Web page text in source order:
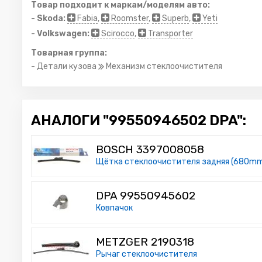
Товар подходит к маркам/моделям авто:
- Skoda: Fabia, Roomster, Superb,
Yeti
- Volkswagen: Scirocco,
Transporter
Товарная группа:
- Детали кузова
Механизм стеклоочистителя
АНАЛОГИ "99550946502 DPA":
BOSCH 3397008058
Щётка стеклоочистителя задняя
DPA 99550945602
Ковпачок
METZGER 2190318
Рычаг стеклоочистителя